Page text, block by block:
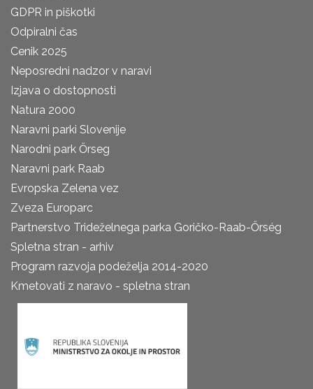
GDPR in piškotki
Odpiralni čas
Cenik 2025
Neposredni nadzor v naravi
Izjava o dostopnosti
Natura 2000
Naravni parki Slovenije
Narodni park Őrseg
Naravni park Raab
Evropska Zelena vez
Zveza Europarc
Partnerstvo Trideželnega parka Goričko-Raab-Őrség
Spletna stran - arhiv
Program razvoja podeželja 2014-2020
Kmetovati z naravo - spletna stran